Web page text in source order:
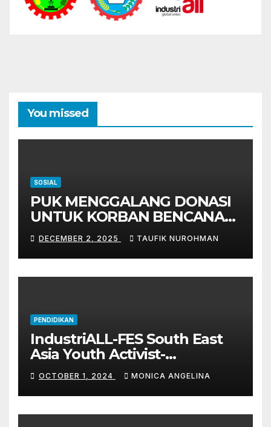
You missed
SOSIAL
PUK MENGGALANG DONASI
UNTUK KORBAN BENCANA
ALAM SUMATERA
DECEMBER 2, 2025 TAUFIK NUROHMAN
PENDIDIKAN
IndustriALL-FES South East
Asia Youth Activist-
Leadership Academy 2024
OCTOBER 1, 2024 MONICA ANGELINA